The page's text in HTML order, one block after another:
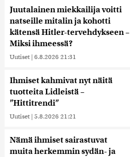
Juutalainen miekkailija voitti
natseille mitalin ja kohotti
kätensä Hitler-tervehdykseen –
Miksi ihmeessä?
Uutiset | 6.8.2026 21:31
Ihmiset kahmivat nyt näitä
tuotteita Lidleistä –
”Hittitrendi”
Uutiset | 5.8.2026 21:21
Nämä ihmiset sairastuvat
muita herkemmin sydän- ja